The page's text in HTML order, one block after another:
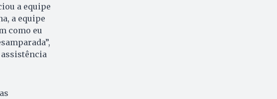
a equipe
a equipe
como eu